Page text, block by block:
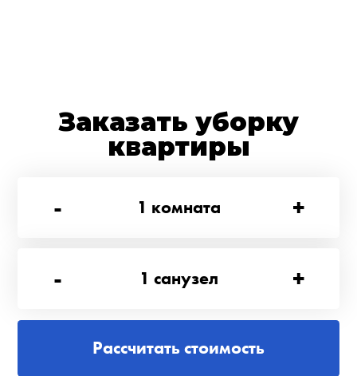
Заказать уборку
квартиры
-
1 комната +
- 1 санузел +
Рассчитать стоимость